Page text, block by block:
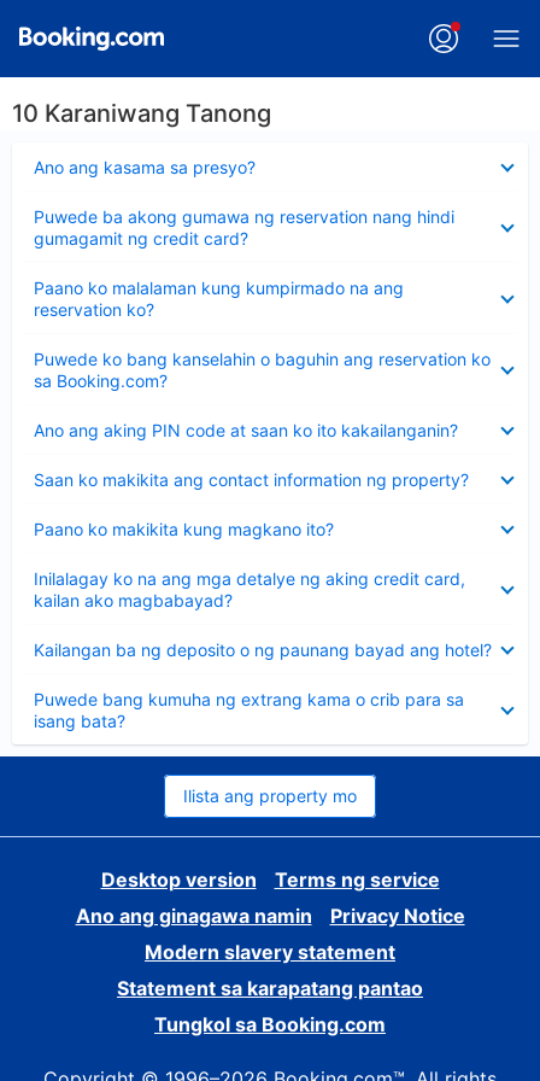
10 Karaniwang Tanong
Ano ang kasama sa presyo?
ang
Puwede ba akong gumawa ng reservation nang hindi
gumagamit ng credit card?
ang
sagot
Paano ko malalaman kung kumpirmado na ang
reservation ko?
ang
sagot
Puwede ko bang kanselahin o baguhin ang reservation ko
sa Booking.com?
ang
sagot
Ano ang aking PIN code at saan ko ito kakailanganin?
ang
Saan ko makikita ang contact information ng property?
ang
Paano ko makikita kung magkano ito?
ang
Inilalagay ko na ang mga detalye ng aking credit card,
kailan ako magbabayad?
ang
sagot
Kailangan ba ng deposito o ng paunang bayad ang hotel?
ang
Puwede bang kumuha ng extrang kama o crib para sa
isang bata?
ang
sagot
Ilista ang property mo
Desktop version
Terms ng service
Ano ang ginagawa namin
Privacy Notice
Modern slavery statement
Statement sa karapatang pantao
Tungkol sa Booking.com